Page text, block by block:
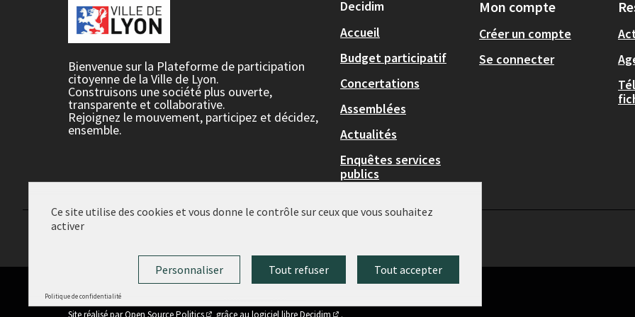
Bienvenue sur la Plateforme de participation
citoyenne de la Ville de Lyon.
Construisons une société plus ouverte,
transparente et collaborative.
Rejoignez le mouvement, participez et décidez,
ensemble.
Decidim
Accueil
Budget participatif
Concertations
Assemblées
Actualités
Enquêtes services
publics
Mon compte
Créer un compte
Se connecter
(Lien externe)
Site réalisé parOpen Source Politics grâce au logiciel libre Decidim .
Ce site utilise des cookies et vous donne le contrôle sur ceux que vous souhaitez
activer
Tout accepter
Tout refuser
Personnaliser
Politique de confidentialité